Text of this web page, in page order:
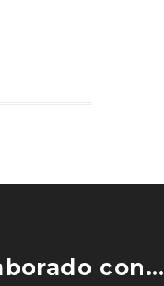
con...